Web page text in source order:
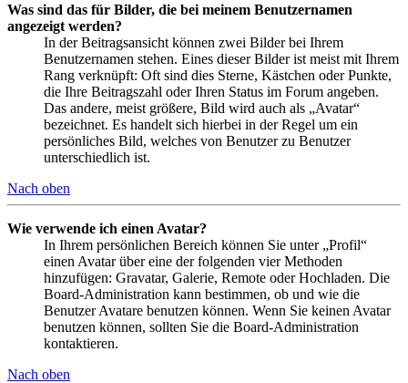
Was sind das für Bilder, die bei meinem Benutzernamen
angezeigt werden?
In der Beitragsansicht können zwei Bilder bei Ihrem
Benutzernamen stehen. Eines dieser Bilder ist meist mit Ihrem
Rang verknüpft: Oft sind dies Sterne, Kästchen oder Punkte,
die Ihre Beitragszahl oder Ihren Status im Forum angeben.
Das andere, meist größere, Bild wird auch als „Avatar“
bezeichnet. Es handelt sich hierbei in der Regel um ein
persönliches Bild, welches von Benutzer zu Benutzer
unterschiedlich ist.
Nach oben
Wie verwende ich einen Avatar?
In Ihrem persönlichen Bereich können Sie unter „Profil“
einen Avatar über eine der folgenden vier Methoden
hinzufügen: Gravatar, Galerie, Remote oder Hochladen. Die
Board-Administration kann bestimmen, ob und wie die
Benutzer Avatare benutzen können. Wenn Sie keinen Avatar
benutzen können, sollten Sie die Board-Administration
kontaktieren.
Nach oben